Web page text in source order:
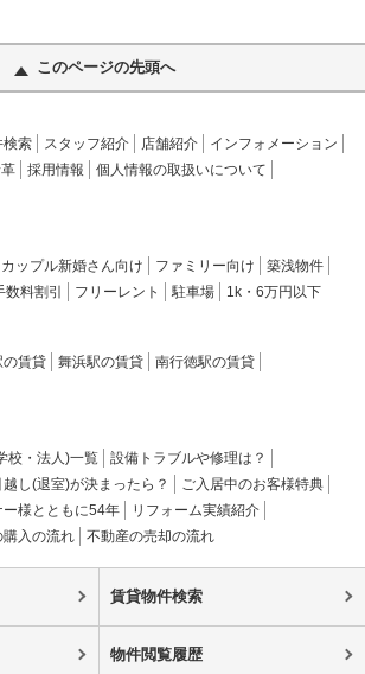
このページの先頭へ
検索 スタッフ紹介 店舗紹介
インフォメーション
採用情報
個人情報の取扱いについて
カップル新婚さん向け ファミリー向け
築浅物件
数料割引 フリーレント 駐車場 1k・6万円以下
の賃貸 舞浜駅の賃貸
南行徳駅の賃貸
校・法人)一覧
設備トラブルや修理は？
越し(退室)が決まったら？
ご入居中のお客様特典
ー様とともに54年
リフォーム実績紹介
購入の流れ 不動産の売却の流れ
賃貸物件検索
物件閲覧履歴